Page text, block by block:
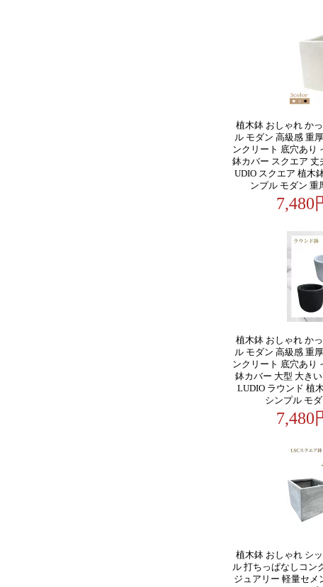
植木鉢 おしゃれ か
ル モダン 高級感 重
ンクリート 底穴あり
鉢カバー スクエア 丈
UDIO スクエア 植木
ンプル モダン 重
7,480
植木鉢 おしゃれ か
ル モダン 高級感 重
ンクリート 底穴あり
鉢カバー 大型 大き
LUDIO ラウンド 植
シンプル モ
7,480
植木鉢 おしゃれ シ
ル 打ちっぱなしコン
ジュアリー 軽量セメ